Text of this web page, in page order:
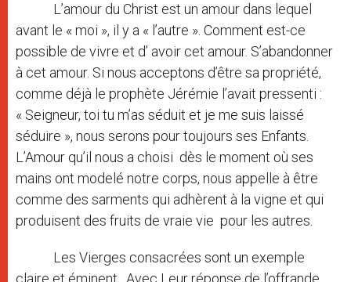
L’amour du Christ est un amour dans lequel
avant le « moi », il y a « l’autre ». Comment est-ce
possible de vivre et d’ avoir cet amour. S’abandonner
à cet amour. Si nous acceptons d’être sa propriété,
comme déjà le prophète Jérémie l’avait pressenti :
« Seigneur, toi tu m’as séduit et je me suis laissé
séduire », nous serons pour toujours ses Enfants.
L’Amour qu’il nous a choisi dès le moment où ses
mains ont modelé notre corps, nous appelle à être
comme des sarments qui adhèrent à la vigne et qui
produisent des fruits de vraie vie pour les autres.
Les Vierges consacrées sont un exemple
claire et éminent. Avec Leur réponse de l’offrande